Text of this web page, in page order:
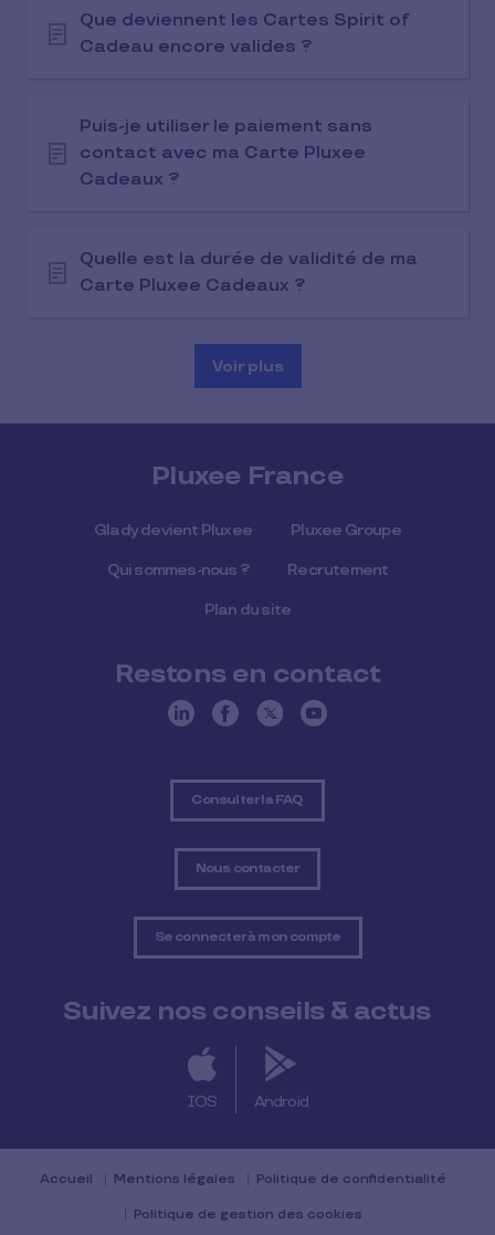
Que deviennent les Cartes Spirit of
Cadeau encore valides ?
Puis-je utiliser le paiement sans
contact avec ma Carte Pluxee
Cadeaux ?
Quelle est la durée de validité de ma
Carte Pluxee Cadeaux ?
Voir plus
Pluxee France
Glady devient Pluxee Pluxee Groupe
Qui sommes-nous ? Recrutement
Plan du site
Restons en contact
Consulter la FAQ
Nous contacter
Se connecter à mon compte
Suivez nos conseils & actus
IOS Android
Accueil Mentions légales Politique de confidentialité
Politique de gestion des cookies